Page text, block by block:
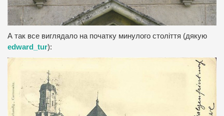
А так все виглядало на початку минулого століття (дякую
edward_tur):